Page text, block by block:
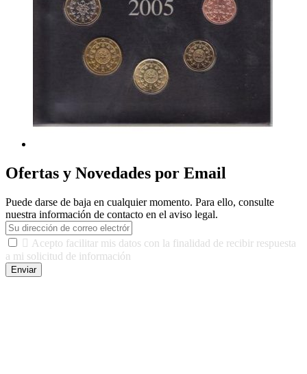
Ofertas y Novedades por Email
Puede darse de baja en cualquier momento. Para ello, consulte
nuestra información de contacto en el aviso legal.
 Acepto facilitar mis datos con la finalidad de recibir respuesta
a mi solicitud de información
Enviar